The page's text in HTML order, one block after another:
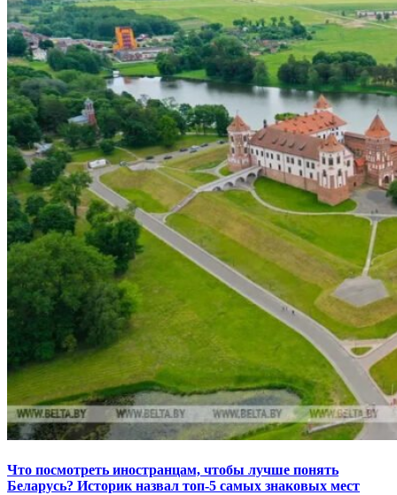
Что посмотреть иностранцам, чтобы лучше понять
Беларусь? Историк назвал топ-5 самых знаковых мест